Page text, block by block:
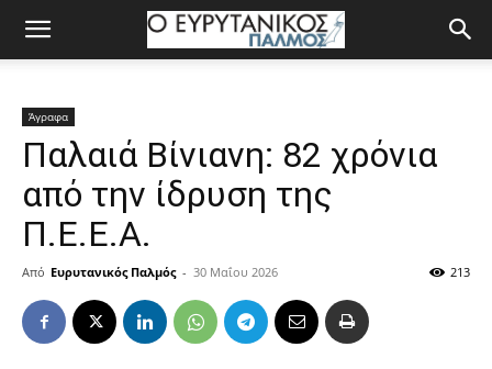
Άγραφα
Παλαιά Βίνιανη: 82 χρόνια
από την ίδρυση της
Π.Ε.Ε.Α.
Από Ευρυτανικός Παλμός - 30 Μαΐου 2026 213